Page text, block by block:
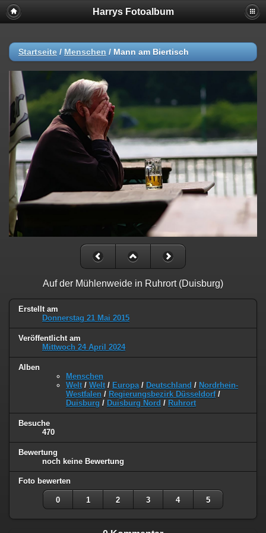
Harrys Fotoalbum
Startseite / Menschen / Mann am Biertisch
Auf der Mühlenweide in Ruhrort (Duisburg)
Erstellt am
Donnerstag 21 Mai 2015
Veröffentlicht am
Mittwoch 24 April 2024
Alben
Menschen
Welt / Welt / Europa / Deutschland / Nordrhein-
Westfalen / Regierungsbezirk Düsseldorf/
Duisburg / Duisburg Nord / Ruhrort
Besuche
470
Bewertung
noch keine Bewertung
Foto bewerten
0 1 2 3 4 5